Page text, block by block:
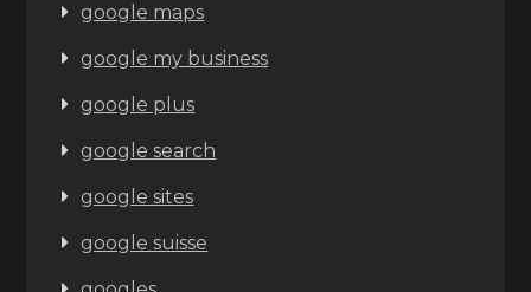
google maps
google my business
google plus
google search
google sites
google suisse